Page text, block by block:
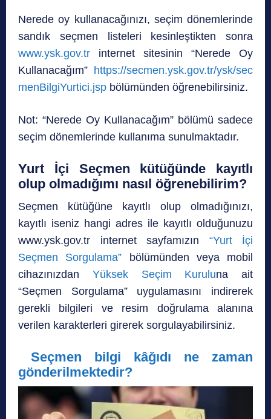
Nerede oy kullanacağınızı, seçim dönemlerinde
sandık seçmen listeleri kesinleştikten sonra
www.ysk.gov.tr internet sitesinin “Nerede Oy
Kullanacağım” https://secmen.ysk.gov.tr/ysk/sec
menBilgiYurtici.jsp bölümünden öğrenebilirsiniz.
Not: “Nerede Oy Kullanacağım” bölümü sadece
seçim dönemlerinde kullanıma sunulmaktadır.
Yurt İçi Seçmen kütüğünde kayıtlı
olup olmadığımı nasıl öğrenebilirim?
Seçmen kütüğüne kayıtlı olup olmadığınızı,
kayıtlı iseniz hangi adres ile kayıtlı olduğunuzu
www.ysk.gov.tr internet sayfamızın “Yurt İçi
Seçmen Sorgulama” bölümünden veya mobil
cihazınızdan Yüksek Seçim Kuruluna ait
“Seçmen Sorgulama” uygulamasını indirerek
gerekli bilgileri ve resim doğrulama alanına
verilen karakterleri girerek sorgulayabilirsiniz.
Seçmen bilgi kâğıdı ne zaman
gönderilmektedir?